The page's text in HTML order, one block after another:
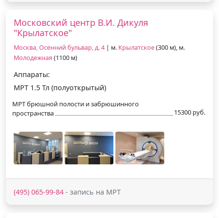
Московский центр В.И. Дикуля
"Крылатское"
Москва, Осенний бульвар, д. 4 | м. Крылатское(300 м), м.
Молодежная (1100 м)
Аппараты:
МРТ 1.5 Тл (полуоткрытый)
МРТ брюшной полости и забрюшинного
пространства
15300 руб.
(495) 065-99-84 - запись на МРТ